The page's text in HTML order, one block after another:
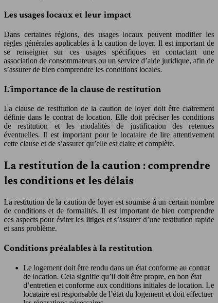
Les usages locaux et leur impact
Dans certaines régions, des usages locaux peuvent modifier les
règles générales applicables à la caution de loyer. Il est important de
se renseigner sur ces usages spécifiques en contactant une
association de consommateurs ou un service d’aide juridique, afin de
s’assurer de bien comprendre les conditions locales.
L’importance de la clause de restitution
La clause de restitution de la caution de loyer doit être clairement
définie dans le contrat de location. Elle doit préciser les conditions
de restitution et les modalités de justification des retenues
éventuelles. Il est important pour le locataire de lire attentivement
cette clause et de s’assurer qu’elle est claire et complète.
La restitution de la caution : comprendre
les conditions et les délais
La restitution de la caution de loyer est soumise à un certain nombre
de conditions et de formalités. Il est important de bien comprendre
ces aspects pour éviter les litiges et s’assurer d’une restitution rapide
et sans problème.
Conditions préalables à la restitution
Le logement doit être rendu dans un état conforme au contrat
de location. Cela signifie qu’il doit être propre, en bon état
d’entretien et conforme aux conditions initiales de location. Le
locataire est responsable de l’état du logement et doit effectuer